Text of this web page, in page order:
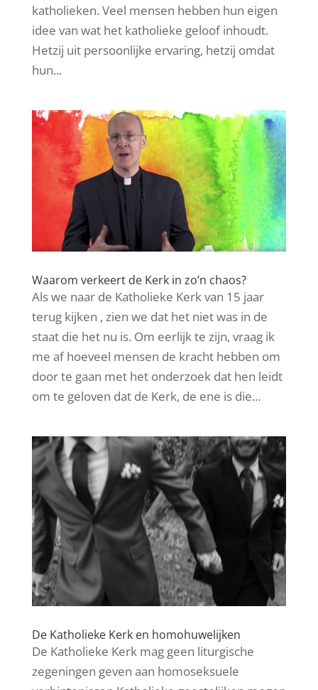
katholieken. Veel mensen hebben hun eigen
idee van wat het katholieke geloof inhoudt.
Hetzij uit persoonlijke ervaring, hetzij omdat
hun...
Waarom verkeert de Kerk in zo’n chaos?
Als we naar de Katholieke Kerk van 15 jaar
terug kijken , zien we dat het niet was in de
staat die het nu is. Om eerlijk te zijn, vraag ik
me af hoeveel mensen de kracht hebben om
door te gaan met het onderzoek dat hen leidt
om te geloven dat de Kerk, de ene is die...
De Katholieke Kerk en homohuwelijken
De Katholieke Kerk mag geen liturgische
zegeningen geven aan homoseksuele